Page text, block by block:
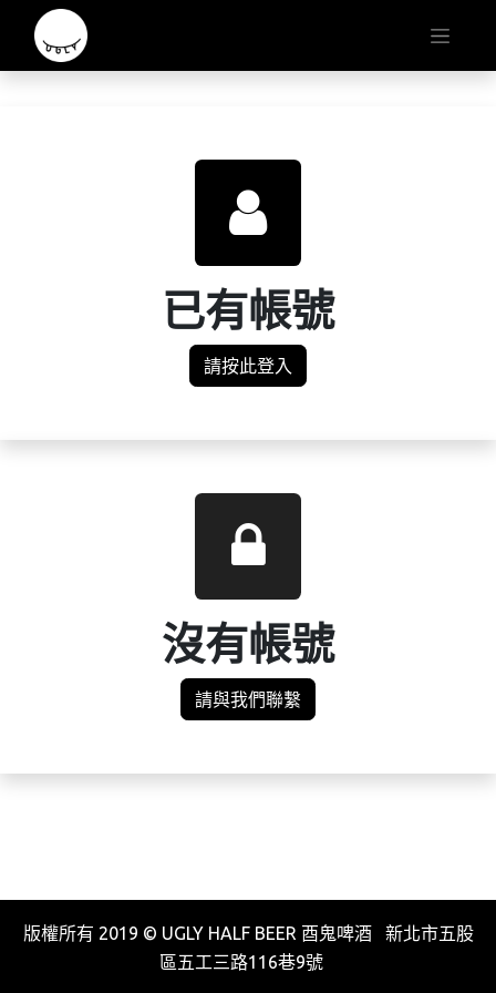
已有帳號
請按此登入
沒有帳號
請與我們聯繫
版權所有 2019 © UGLY HALF BEER 酉鬼啤酒 新北市五股
區五工三路116巷9號